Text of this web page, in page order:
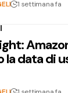
1 settimana fa
la data di